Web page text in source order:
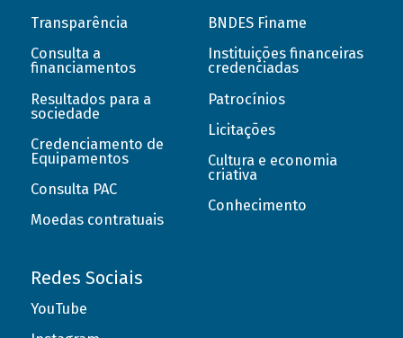
Transparência
Consulta a
financiamentos
Resultados para a
sociedade
Credenciamento de
Equipamentos
Consulta PAC
Moedas contratuais
BNDES Finame
Instituições financeiras
credenciadas
Patrocínios
Licitações
Cultura e economia
criativa
Conhecimento
Redes Sociais
YouTube